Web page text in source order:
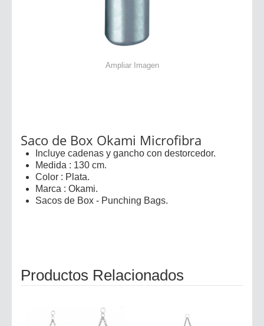
Ampliar Imagen
Saco de Box Okami Microfibra
Incluye cadenas y gancho con destorcedor.
Medida : 130 cm.
Color : Plata.
Marca : Okami.
Sacos de Box - Punching Bags.
Productos Relacionados